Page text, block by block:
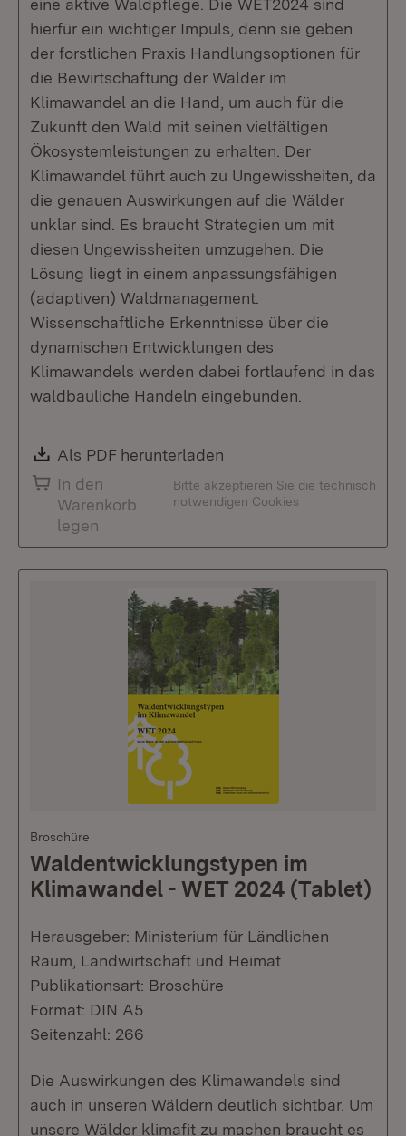
eine aktive Waldpflege. Die WET2024 sind
hierfür ein wichtiger Impuls, denn sie geben
der forstlichen Praxis Handlungsoptionen für
die Bewirtschaftung der Wälder im
Klimawandel an die Hand, um auch für die
Zukunft den Wald mit seinen vielfältigen
Ökosystemleistungen zu erhalten. Der
Klimawandel führt auch zu Ungewissheiten, da
die genauen Auswirkungen auf die Wälder
unklar sind. Es braucht Strategien um mit
diesen Ungewissheiten umzugehen. Die
Lösung liegt in einem anpassungsfähigen
(adaptiven) Waldmanagement.
Wissenschaftliche Erkenntnisse über die
dynamischen Entwicklungen des
Klimawandels werden dabei fortlaufend in das
waldbauliche Handeln eingebunden.
Download:
Als PDF herunterladen
In den
Warenkorb
legen
Bitte akzeptieren Sie die technisch
notwendigen Cookies
Broschüre
Waldentwicklungstypen im
Klimawandel - WET 2024 (Tablet)
Herausgeber: Ministerium für Ländlichen
Raum, Landwirtschaft und Heimat
Publikationsart: Broschüre
Format: DIN A5
Seitenzahl: 266
Die Auswirkungen des Klimawandels sind
auch in unseren Wäldern deutlich sichtbar. Um
unsere Wälder klimafit zu machen braucht es